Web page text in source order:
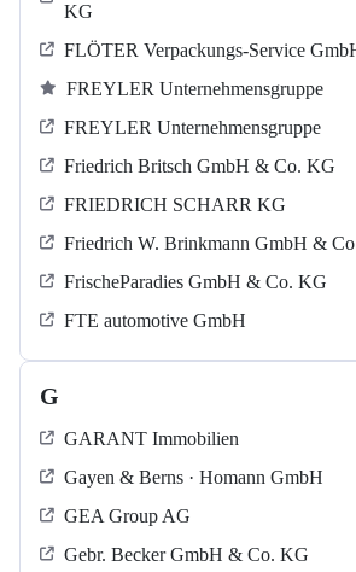
KG
FLÖTER Verpackungs-Service
FREYLER Unternehmensgruppe
FREYLER Unternehmensgruppe
Friedrich Britsch GmbH & Co. KG
FRIEDRICH SCHARR KG
Friedrich W. Brinkmann GmbH &
FrischeParadies GmbH & Co. KG
FTE automotive GmbH
G
GARANT Immobilien
Gayen & Berns · Homann GmbH
GEA Group AG
Gebr. Becker GmbH & Co. KG